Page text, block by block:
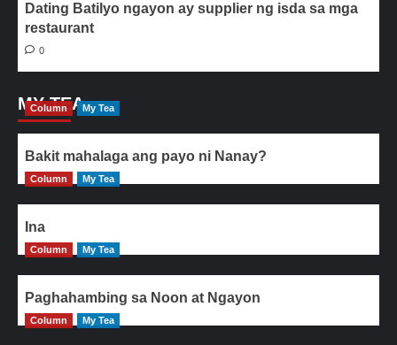
Dating Batilyo ngayon ay supplier ng isda sa mga
restaurant
0
MY TEA
Column My Tea
Bakit mahalaga ang payo ni Nanay?
Column My Tea
Ina
Column My Tea
Paghahambing sa Noon at Ngayon
Column My Tea